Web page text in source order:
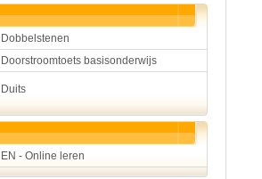
Dobbelstenen
Doorstroomtoets basisonderwijs
Duits
EN - Online leren